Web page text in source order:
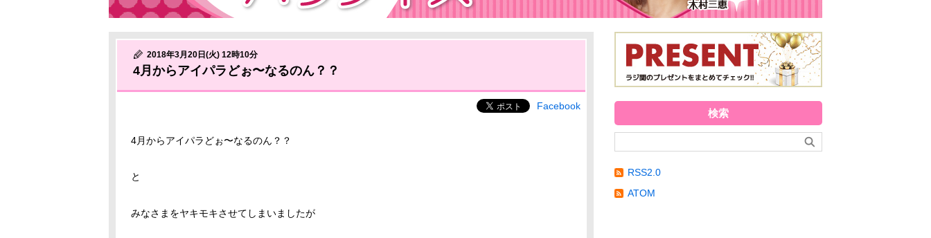
2018年3月20日(火) 12時10分
4月からアイパラどぉ〜なるのん？？
Facebook
4月からアイパラどぉ〜なるのん？？
と
みなさまをヤキモキさせてしまいましたが
検索
RSS2.0
ATOM